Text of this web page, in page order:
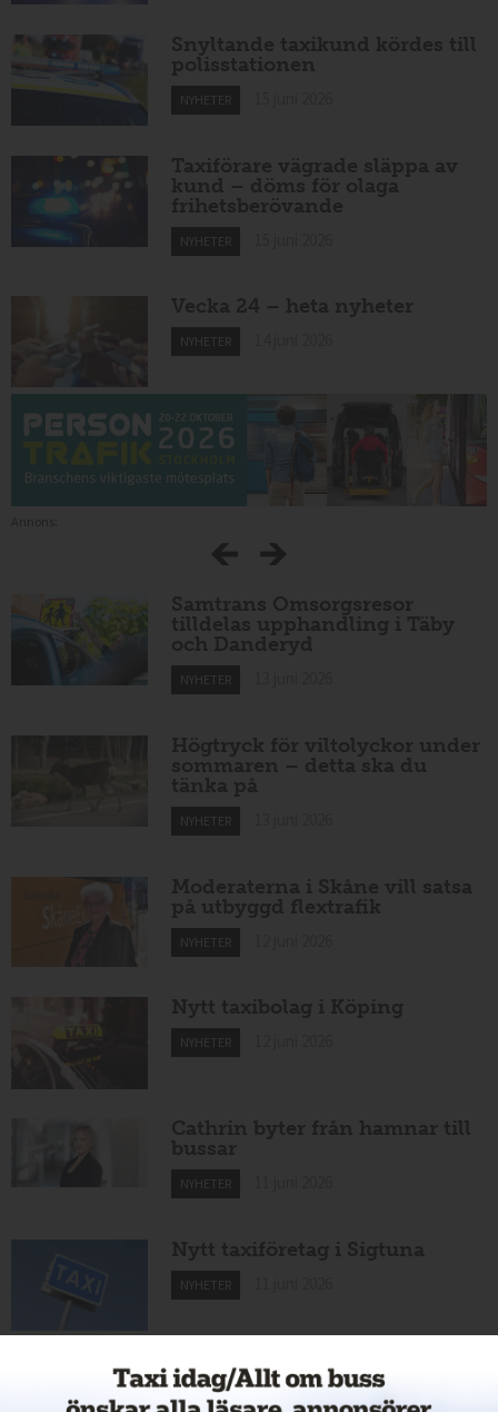
Snyltande taxikund kördes till
polisstationen
NYHETER
Taxiförare vägrade släppa av
kund – döms för olaga
frihetsberövande
NYHETER
Vecka 24 – heta nyheter
NYHETER
Samtrans Omsorgsresor
tilldelas upphandling i Täby
och Danderyd
NYHETER
Högtryck för viltolyckor under
sommaren – detta ska du
tänka på
NYHETER
Moderaterna i Skåne vill satsa
på utbyggd flextrafik
NYHETER
Nytt taxibolag i Köping
NYHETER
Cathrin byter från hamnar till
bussar
NYHETER
Nytt taxiföretag i Sigtuna
NYHETER
Taxibommar fick inte avsedd
effekt vid Lund C